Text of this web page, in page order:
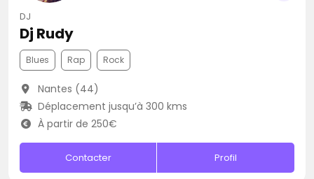
DJ
Dj Rudy
Blues Rap Rock
Nantes (44)
Déplacement jusqu’à 300 kms
À partir de 250€
Contacter Profil